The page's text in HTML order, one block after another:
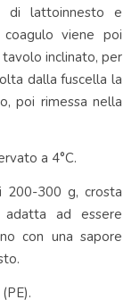
di lattoinnesto e
viene poi
inclinato, per
dalla fuscella la
poi rimessa nella
a 4°C.
200-300 g, crosta
ad essere
con una sapore